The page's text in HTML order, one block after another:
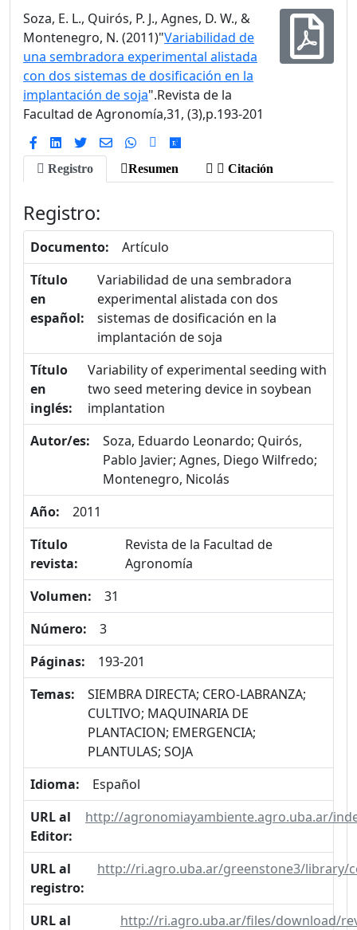
Soza, E. L., Quirós, P. J., Agnes, D. W., &
Montenegro, N. (2011)"Variabilidad de
una sembradora experimental alistada
con dos sistemas de dosificación en la
implantación de soja".Revista de la
Facultad de Agronomía,31, (3),p.193-201
Registro Resumen Citación
Registro:
Documento:
Artículo
Título
en
español:
Variabilidad de una sembradora
experimental alistada con dos
sistemas de dosificación en la
implantación de soja
Título
en
inglés:
Variability of experimental seeding with
two seed metering device in soybean
implantation
Autor/es:
Soza, Eduardo Leonardo; Quirós,
Pablo Javier; Agnes, Diego Wilfredo;
Montenegro, Nicolás
Año:
2011
Título
revista:
Revista de la Facultad de
Agronomía
Volumen:
31
Número:
3
Páginas:
193-201
Temas:
SIEMBRA DIRECTA; CERO-LABRANZA;
CULTIVO; MAQUINARIA DE
PLANTACION; EMERGENCIA;
PLANTULAS; SOJA
Idioma:
Español
URL al
Editor:
http://agronomiayambiente.agro.uba.ar/
URL al
registro:
http://ri.agro.uba.ar/greenstone3/library/
URL al
http://ri.agro.uba.ar/files/download/